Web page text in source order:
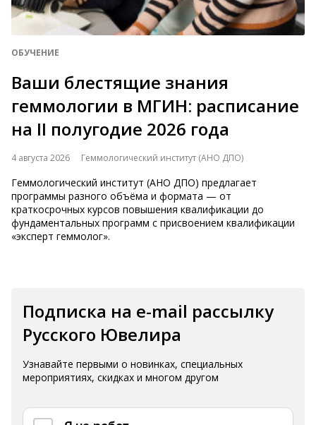
ОБУЧЕНИЕ
Ваши блестящие знания
геммологии в МГИН: расписание
на II полугодие 2026 года
4 августа 2026 Геммологический институт (АНО ДПО)
Геммологический институт (АНО ДПО) предлагает
программы разного объёма и формата — от
краткосрочных курсов повышения квалификации до
фундаментальных программ с присвоением квалификации
«эксперт геммолог».
Подписка на e-mail рассылку
Русского Ювелира
Узнавайте первыми о новинках, специальных
мероприятиях, скидках и многом другом